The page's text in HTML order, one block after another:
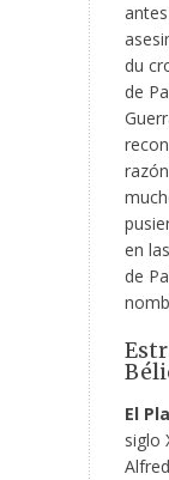
du
de
en
de
El
siglo